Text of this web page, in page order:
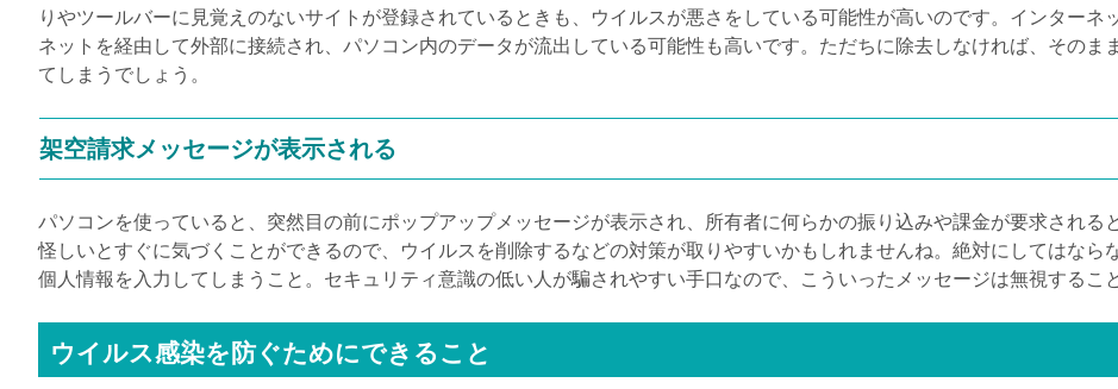
りやツールバーに見覚えのないサイトが登録されているときも、ウイルスが悪さをしている可能性が高いのです。インター
ネットを経由して外部に接続され、パソコン内のデータが流出している可能性も高いです。ただちに除去しなければ、その
てしまうでしょう。
架空請求メッセージが表示される
パソコンを使っていると、突然目の前にポップアップメッセージが表示され、所有者に何らかの振り込みや課金が要求され
怪しいとすぐに気づくことができるので、ウイルスを削除するなどの対策が取りやすいかもしれませんね。絶対にしてはなら
個人情報を入力してしまうこと。セキュリティ意識の低い人が騙されやすい手口なので、こういったメッセージは無視するこ
ウイルス感染を防ぐためにできること